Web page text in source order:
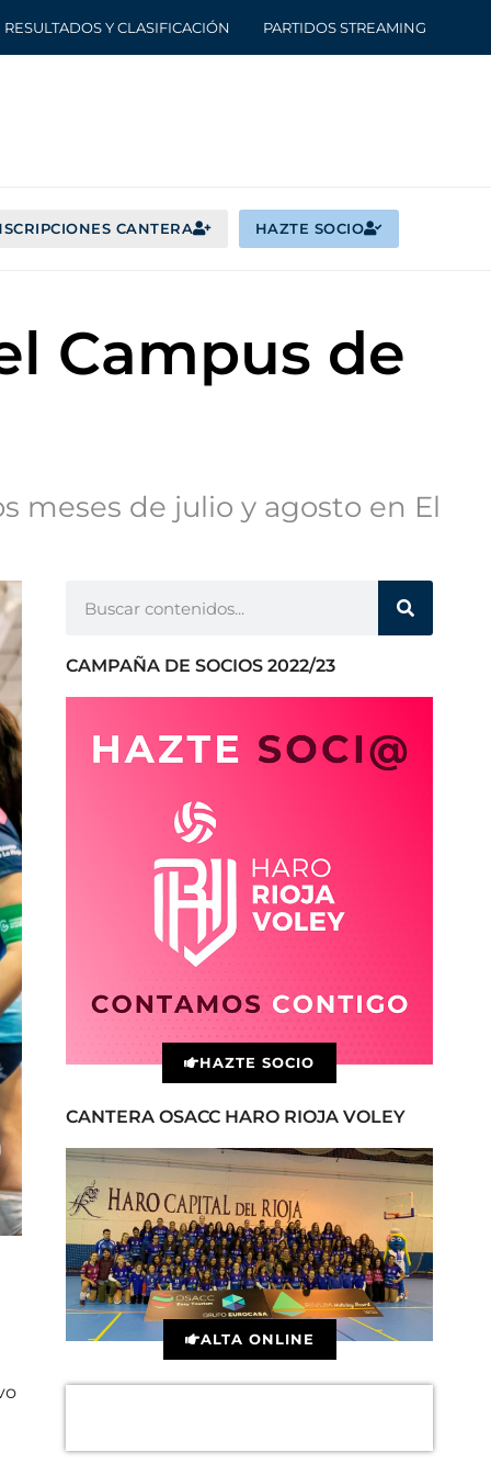
RESULTADOS Y CLASIFICACIÓN PARTIDOS STREAMING
CANTERA HAZTE SOCIO
Campus de
meses de julio y agosto en El
CAMPAÑA DE SOCIOS 2022/23
HAZTE SOCIO
CANTERA OSACC HARO RIOJA VOLEY
ALTA ONLINE